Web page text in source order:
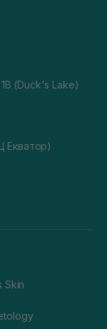
1В (Duck's Lake)
Екватор)
Skin